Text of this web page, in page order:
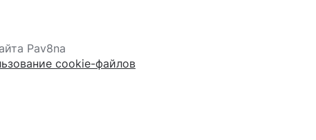
Pav8na
cookie-файлов